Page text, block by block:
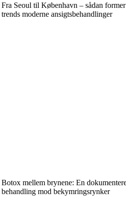
Fra Seoul til København – sådan
trends moderne ansigtsbehandlinger
Botox mellem brynene: En
behandling mod bekymringsrynker